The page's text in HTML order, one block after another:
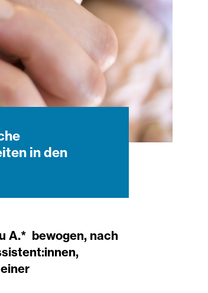
in den
A.* bewogen, nach